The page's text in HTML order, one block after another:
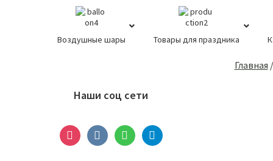
Воздушные шары Товары для праздника
Главная /
сайдбар
Наши соц сети
instagramvkontaktewhatsapptelegram